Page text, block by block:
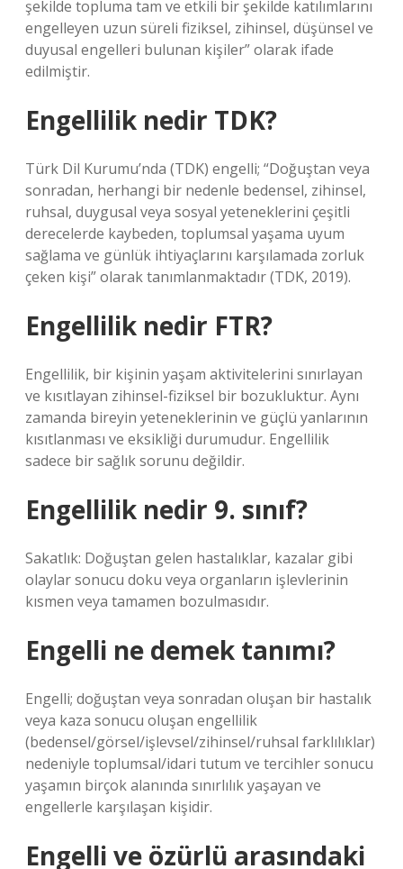
şekilde topluma tam ve etkili bir şekilde katılımlarını
engelleyen uzun süreli fiziksel, zihinsel, düşünsel ve
duyusal engelleri bulunan kişiler” olarak ifade
edilmiştir.
Engellilik nedir TDK?
Türk Dil Kurumu’nda (TDK) engelli; “Doğuştan veya
sonradan, herhangi bir nedenle bedensel, zihinsel,
ruhsal, duygusal veya sosyal yeteneklerini çeşitli
derecelerde kaybeden, toplumsal yaşama uyum
sağlama ve günlük ihtiyaçlarını karşılamada zorluk
çeken kişi” olarak tanımlanmaktadır (TDK, 2019).
Engellilik nedir FTR?
Engellilik, bir kişinin yaşam aktivitelerini sınırlayan
ve kısıtlayan zihinsel-fiziksel bir bozukluktur. Aynı
zamanda bireyin yeteneklerinin ve güçlü yanlarının
kısıtlanması ve eksikliği durumudur. Engellilik
sadece bir sağlık sorunu değildir.
Engellilik nedir 9. sınıf?
Sakatlık: Doğuştan gelen hastalıklar, kazalar gibi
olaylar sonucu doku veya organların işlevlerinin
kısmen veya tamamen bozulmasıdır.
Engelli ne demek tanımı?
Engelli; doğuştan veya sonradan oluşan bir hastalık
veya kaza sonucu oluşan engellilik
(bedensel/görsel/işlevsel/zihinsel/ruhsal farklılıklar)
nedeniyle toplumsal/idari tutum ve tercihler sonucu
yaşamın birçok alanında sınırlılık yaşayan ve
engellerle karşılaşan kişidir.
Engelli ve özürlü arasındaki